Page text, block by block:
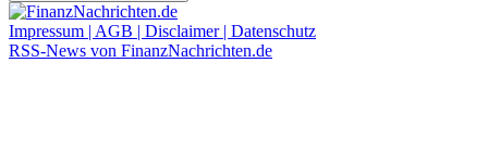
Impressum | AGB | Disclaimer | Datenschutz
RSS-News von FinanzNachrichten.de